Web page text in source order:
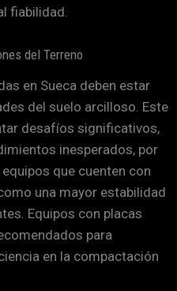
fiabilidad.
del Terreno
en Sueca deben estar
del suelo arcilloso. Este
desafíos significativos,
inesperados, por
que cuenten con
una mayor estabilidad
Equipos con placas
para
en la compactación